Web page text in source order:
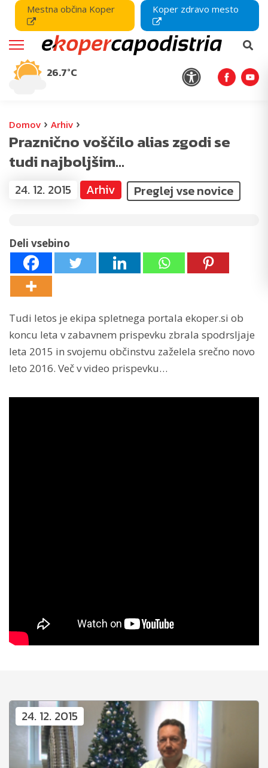
Mestna občina Koper Koper zdravo mesto
26.7°C
Domov › Arhiv ›
Praznično voščilo alias zgodi se
tudi najboljšim…
24. 12. 2015 Arhiv Preglej vse novice
Deli vsebino
Tudi letos je ekipa spletnega portala ekoper.si ob
koncu leta v zabavnem prispevku zbrala spodrsljaje
leta 2015 in svojemu občinstvu zaželela srečno novo
leto 2016. Več v video prispevku…
24. 12. 2015